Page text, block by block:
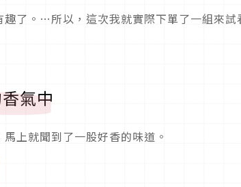
了。…所以，這次我就實際下單了一組來試
氣中
上就聞到了一股好香的味道。